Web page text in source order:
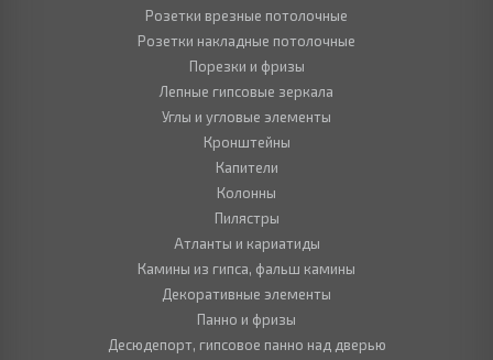
Розетки врезные потолочные
Розетки накладные потолочные
Порезки и фризы
Лепные гипсовые зеркала
Углы и угловые элементы
Кронштейны
Капители
Колонны
Пилястры
Атланты и кариатиды
Камины из гипса, фальш камины
Декоративные элементы
Панно и фризы
Десюдепорт, гипсовое панно над дверью